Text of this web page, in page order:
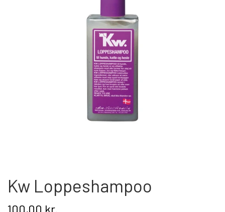
Hest
Børn
Hund
Kat
Nyhed
Om os
Kw Loppeshampoo
100,00 kr.